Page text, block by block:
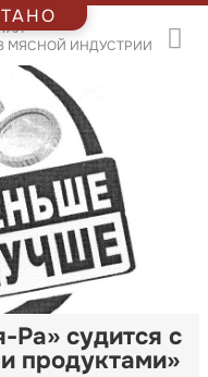
МЯСНОЙ ИНДУСТРИИ
Ра» судится с
продуктами»